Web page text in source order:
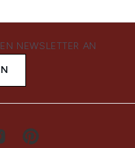
NEWSLETTER AN